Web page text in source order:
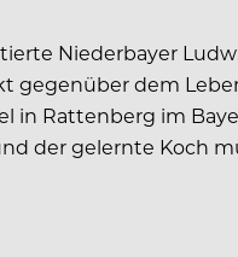
Niederbayer
dem
Rattenberg im
der gelernte Koch